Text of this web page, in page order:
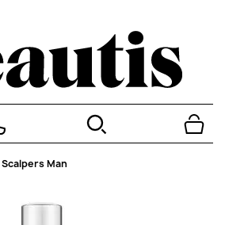
Scalpers Man